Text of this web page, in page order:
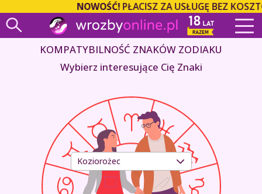
NOWOŚĆ!PŁACISZ ZA USŁUGĘ BEZ
KOMPATYBILNOŚĆ ZNAKÓW ZODIAKU
Wybierz interesujące Cię Znaki